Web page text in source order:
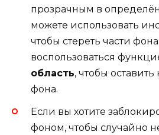
прозрачным в
можете использовать
чтобы стереть части
воспользоваться
область, чтобы
фона.
Если вы хотите
фоном, чтобы случайно